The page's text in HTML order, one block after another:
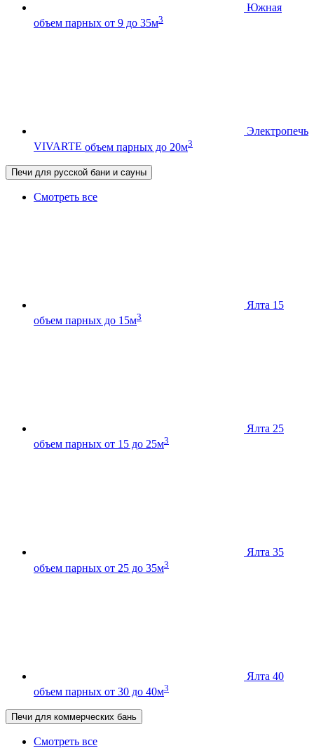
Южная
объем парных от 9 до 35м3
Электропечь
VIVARTE объем парных до 20м3
Печи для русской бани и сауны
Смотреть все
Ялта 15
объем парных до 15м3
Ялта 25
объем парных от 15 до 25м3
Ялта 35
объем парных от 25 до 35м3
Ялта 40
объем парных от 30 до 40м3
Печи для коммерческих бань
Смотреть все